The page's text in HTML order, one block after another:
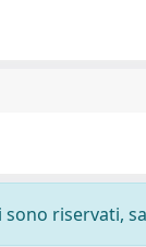
riservati,